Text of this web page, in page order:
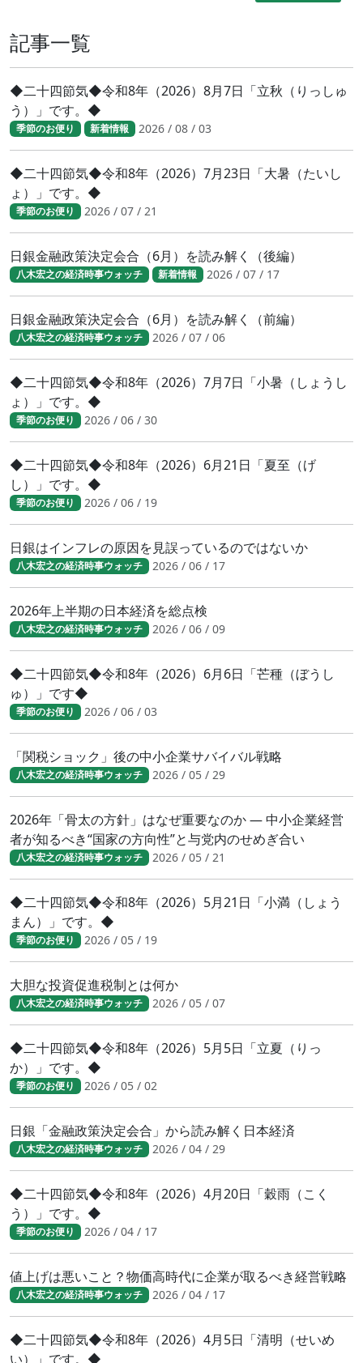
記事一覧
◆二十四節気◆令和8年（2026）8月7日「立秋（りっしゅ
う）」です。◆
季節のお便り 新着情報 2026 / 08 / 03
◆二十四節気◆令和8年（2026）7月23日「大暑（たいし
ょ）」です。◆
季節のお便り 2026 / 07 / 21
日銀金融政策決定会合（6月）を読み解く（後編）
八木宏之の経済時事ウォッチ 新着情報 2026 / 07 / 17
日銀金融政策決定会合（6月）を読み解く（前編）
八木宏之の経済時事ウォッチ 2026 / 07 / 06
◆二十四節気◆令和8年（2026）7月7日「小暑（しょうし
ょ）」です。◆
季節のお便り 2026 / 06 / 30
◆二十四節気◆令和8年（2026）6月21日「夏至（げ
し）」です。◆
季節のお便り 2026 / 06 / 19
日銀はインフレの原因を見誤っているのではないか
八木宏之の経済時事ウォッチ 2026 / 06 / 17
2026年上半期の日本経済を総点検
八木宏之の経済時事ウォッチ 2026 / 06 / 09
◆二十四節気◆令和8年（2026）6月6日「芒種（ぼうし
ゅ）」です◆
季節のお便り 2026 / 06 / 03
「関税ショック」後の中小企業サバイバル戦略
八木宏之の経済時事ウォッチ 2026 / 05 / 29
2026年「骨太の方針」はなぜ重要なのか ― 中小企業経営
者が知るべき“国家の方向性”と与党内のせめぎ合い
八木宏之の経済時事ウォッチ 2026 / 05 / 21
◆二十四節気◆令和8年（2026）5月21日「小満（しょう
まん）」です。◆
季節のお便り 2026 / 05 / 19
大胆な投資促進税制とは何か
八木宏之の経済時事ウォッチ 2026 / 05 / 07
◆二十四節気◆令和8年（2026）5月5日「立夏（りっ
か）」です。◆
季節のお便り 2026 / 05 / 02
日銀「金融政策決定会合」から読み解く日本経済
八木宏之の経済時事ウォッチ 2026 / 04 / 29
◆二十四節気◆令和8年（2026）4月20日「穀雨（こく
う）」です。◆
季節のお便り 2026 / 04 / 17
値上げは悪いこと？物価高時代に企業が取るべき経営戦略
八木宏之の経済時事ウォッチ 2026 / 04 / 17
◆二十四節気◆令和8年（2026）4月5日「清明（せいめ
い）」です。◆